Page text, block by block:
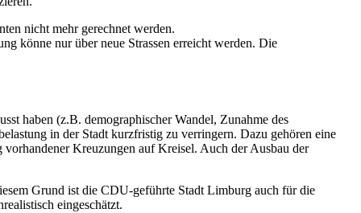
nicht mehr gerechnet werden.
könne nur über neue Strassen erreicht werden. Die
haben (z.B. demographischer Wandel, Zunahme des
in der Stadt kurzfristig zu verringern. Dazu gehören eine
Kreuzungen auf Kreisel. Auch der Ausbau der
Grund ist die CDU-geführte Stadt Limburg auch für die
eingeschätzt.